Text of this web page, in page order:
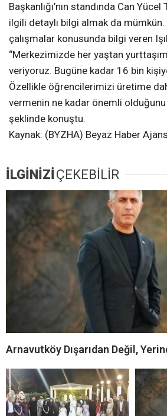
Başkanlığı’nın standında Can
ilgili detaylı bilgi almak da
çalışmalar konusunda bilgi veren
“Merkezimizde her yaştan
veriyoruz. Bugüne kadar 16 bin
Özellikle öğrencilerimizi üretime
vermenin ne kadar önemli olduğunu
şeklinde konuştu.
Kaynak: (BYZHA) Beyaz Haber
İLGİNİZİ ÇEKEBİLİR
Arnavutköy Dışarıdan Değil,